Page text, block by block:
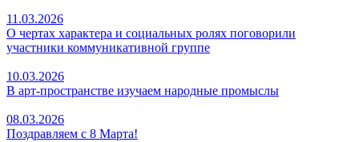
11.03.2026
О чертах характера и социальных ролях поговорили
участники коммуникативной группе
10.03.2026
В арт-пространстве изучаем народные промыслы
08.03.2026
Поздравляем с 8 Марта!